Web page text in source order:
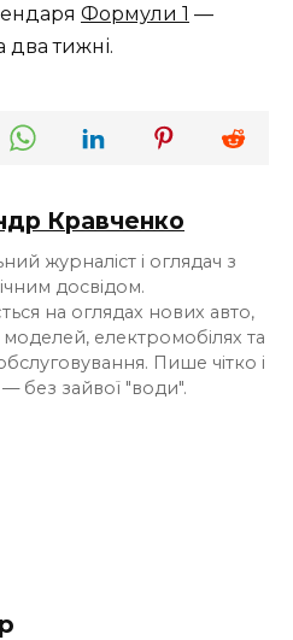
Формули 1 —
два тижні.
Кравченко
журналіст і оглядач з
досвідом.
на оглядах нових авто,
моделей, електромобілях та
Пише чітко і
без зайвої "води".